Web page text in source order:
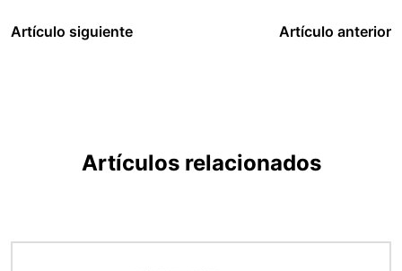
Artículo siguiente Artículo anterior
Artículos relacionados